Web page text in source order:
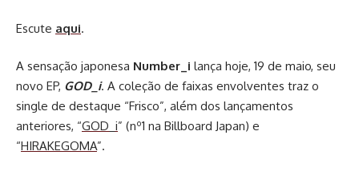
Escute aqui.
A sensação japonesa Number_i lança hoje, 19 de maio, seu
novo EP, GOD_i. A coleção de faixas envolventes traz o
single de destaque “Frisco”, além dos lançamentos
anteriores, “GOD_i” (nº1 na Billboard Japan) e
“HIRAKEGOMA”.